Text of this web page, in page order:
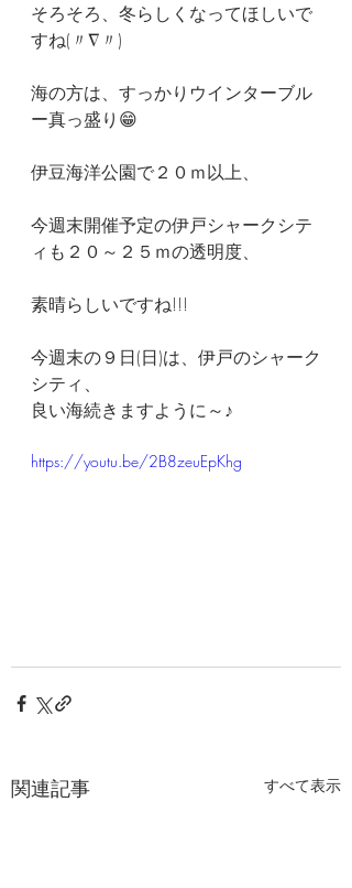
そろそろ、冬らしくなってほしいで
すね(〃∇〃)
海の方は、すっかりウインターブル
ー真っ盛り😁
伊豆海洋公園で２０ｍ以上、
今週末開催予定の伊戸シャークシテ
ィも２０～２５ｍの透明度、
素晴らしいですね!!!
今週末の９日(日)は、伊戸のシャーク
シティ、
良い海続きますように～♪
https://youtu.be/2B8zeuEpKhg
関連記事 すべて表示